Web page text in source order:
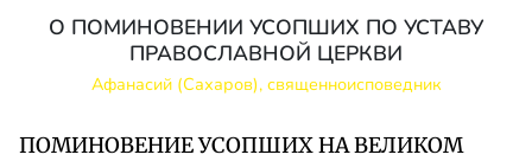
О ПОМИНОВЕНИИ УСОПШИХ ПО УСТАВУ
ПРАВОСЛАВНОЙ ЦЕРКВИ
Афанасий (Сахаров), священноисповедник
ПОМИНОВЕНИЕ УСОПШИХ НА ВЕЛИКОМ